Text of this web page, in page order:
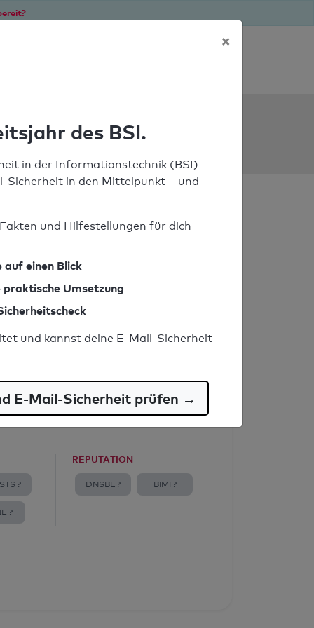
?
?
REPUTATION
DNSBL ? BIMI ?
×
des BSI.
in der Informationstechnik (BSI)
Sicherheit in den Mittelpunkt – und
und Hilfestellungen für dich
auf einen Blick
Umsetzung
und kannst deine E-Mail-Sicherheit
E-Mail-Sicherheit prüfen →